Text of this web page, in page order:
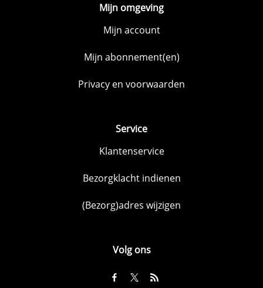
Mijn omgeving
Mijn account
Mijn abonnement(en)
Privacy en voorwaarden
Service
Klantenservice
Bezorgklacht indienen
(Bezorg)adres wijzigen
Volg ons